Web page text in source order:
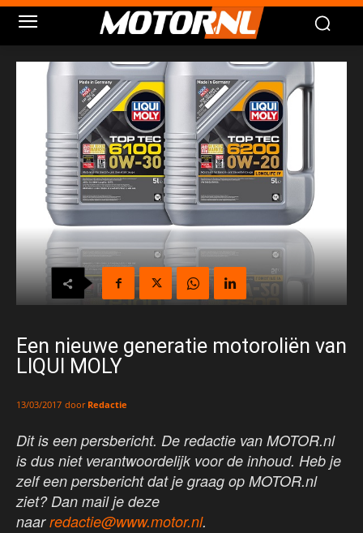
Een nieuwe generatie motoroliën van
LIQUI MOLY
13/03/2017 door Redactie
Dit is een persbericht. De redactie van MOTOR.nl
is dus niet verantwoordelijk voor de inhoud. Heb je
zelf een persbericht dat je graag op MOTOR.nl
ziet? Dan mail je deze
naarredactie@www.motor.nl.